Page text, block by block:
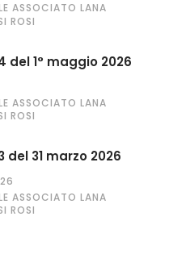
ASSOCIATO LANA
ROSI
del 1° maggio 2026
ASSOCIATO LANA
ROSI
del 31 marzo 2026
ASSOCIATO LANA
ROSI